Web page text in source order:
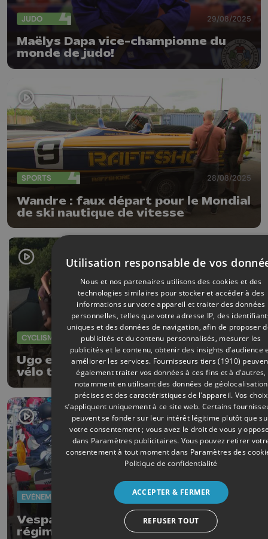
JUDO 29/08/2025
Maëlys Dapa vice-championne du
monde de judo!
SPORTS 28/08/2025
Wandre : faux départ pour le Mondial
de ski nautique de vitesse
CYCLISME 14/08/2025
Ugo et Alexis Theunissen, les as du
vélo trial
EVÈNEMENTS 09/08/2025
Vespa Days : la passion à plein
régime
Utilisation responsable de vos
Nous et nos partenaires utilisons des cookies et des
technologies similaires pour stocker et accéder à des
informations sur votre appareil et traiter des données
personnelles, telles que votre adresse IP, des
uniques et des données de navigation, afin de proposer
publicités et du contenu personnalisés, mesurer les
publicités et le contenu, obtenir des insights d’audience
améliorer les services. Fournisseurs tiers (1910)
également traiter vos données à ces fins et à d’autres,
notamment en utilisant des données de géolocalisation
précises et des caractéristiques de l’appareil. Vos choix
s’appliquent uniquement à ce site web. Certains
peuvent se fonder sur leur intérêt légitime plutôt que
votre consentement ; vous avez le droit de vous y
dans Paramètres publicitaires. Vous pouvez retirer
consentement à tout moment dans Paramètres des
Politique de confidentialité
ACCEPTER & FERMER
REFUSER TOUT